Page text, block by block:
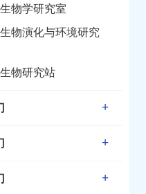
物学研究室
物演化与环境研究
物研究站